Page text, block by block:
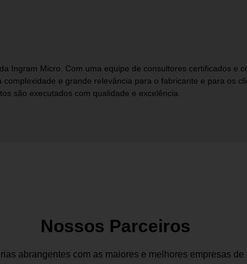
Ingram Micro. Com uma equipe de consultores certificados e
e grande relevância para o fabricante e para os
são executados com qualidade e excelência.
Nossos Parceiros
abrangentes com as maiores e melhores empresas